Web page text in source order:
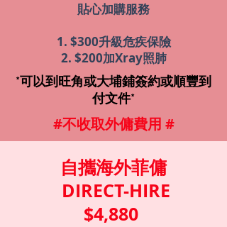
貼心加購服務
1. $300升級危疾保險
2. $200加Xray照肺
*可以到旺角或大埔鋪簽約或順豐到
付文件*
#不收取外傭費用 #
自攜海外菲傭
DIRECT-HIRE
$4,880